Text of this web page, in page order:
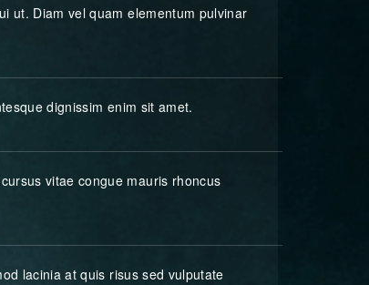
ut. Diam vel quam elementum pulvinar
dignissim enim sit amet.
vitae congue mauris rhoncus
lacinia at quis risus sed vulputate